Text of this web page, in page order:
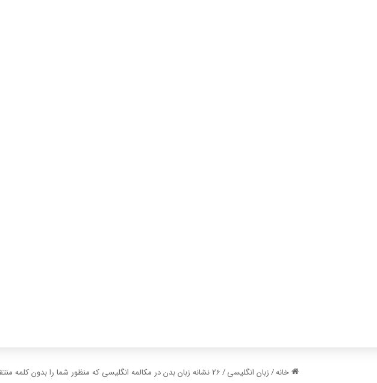
خانه/زبان انگلیسی /26 نشانه زبان بدن در مکالمه انگلیسی که منظور شما را بدون کلمه منتقل می‌کند